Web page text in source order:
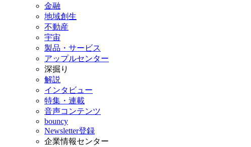
金融
地域創生
不動産
宇宙
製品・サービス
アップルセンター
深掘り
解説
インタビュー
特集・連載
音声コンテンツ
bouncy
Newsletter登録
企業情報センター